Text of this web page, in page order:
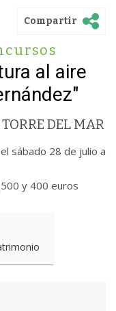
Compartir
al aire
DEL MAR
sábado 28 de julio a
y 400 euros